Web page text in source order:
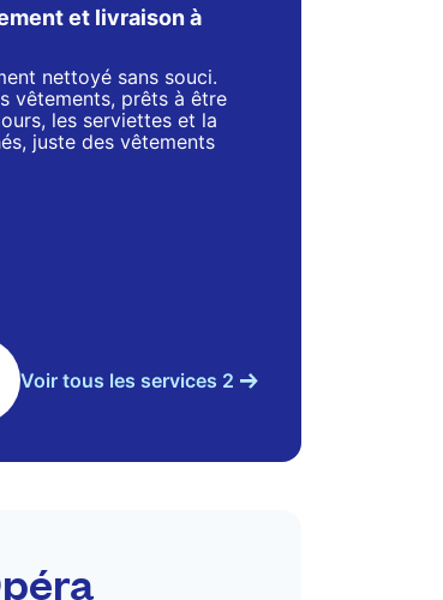
et livraison à
nettoyé sans souci.
vêtements, prêts à être
les serviettes et la
juste des vêtements
Voir tous les services 2